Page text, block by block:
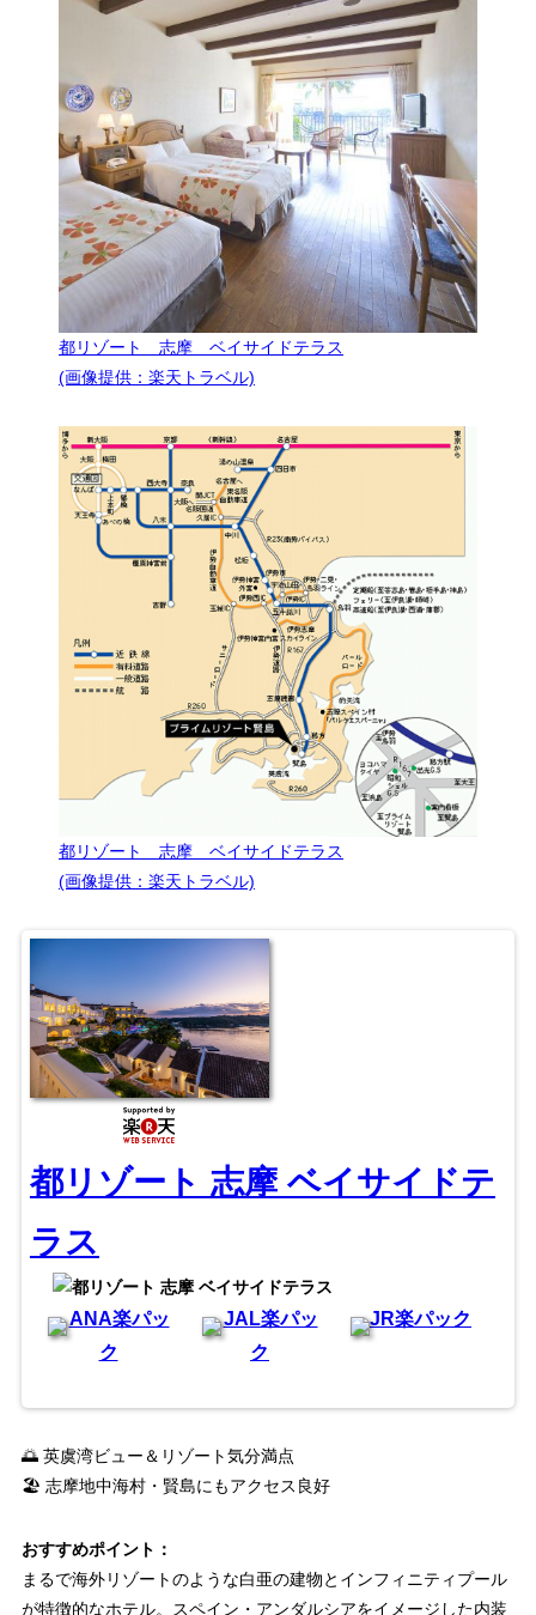
都リゾート 志摩 ベイサイドテラス
(画像提供：楽天トラベル)
都リゾート 志摩 ベイサイドテラス
(画像提供：楽天トラベル)
都リゾート 志摩 ベイサイドテ
ラス
ANA楽パッ
ク
JAL楽パッ
ク
JR楽パック
🌅 英虞湾ビュー＆リゾート気分満点
🏖 志摩地中海村・賢島にもアクセス良好
おすすめポイント：
まるで海外リゾートのような白亜の建物とインフィニティプール
が特徴的なホテル。スペイン・アンダルシアをイメージした内装